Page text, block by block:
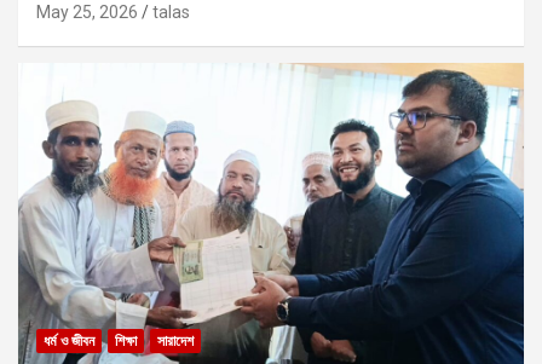
May 25, 2026 talas
ধর্ম ও জীবন শিক্ষা সারাদেশ